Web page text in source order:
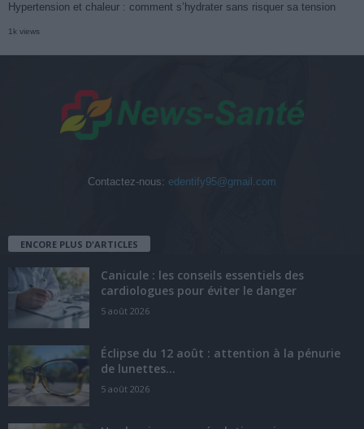
Hypertension et chaleur : comment s’hydrater sans risquer sa tension
1k views
Contactez-nous: edentify95@gmail.com
ENCORE PLUS D'ARTICLES
Canicule : les conseils essentiels des
cardiologues pour éviter le danger
5 août 2026
Éclipse du 12 août : attention à la pénurie
de lunettes...
5 août 2026